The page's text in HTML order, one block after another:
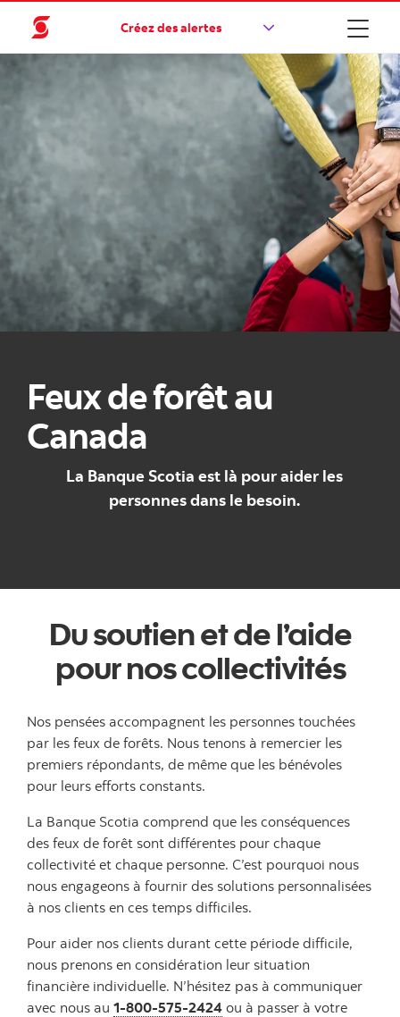
Créez des alertes
Feux de forêt au
Canada
La Banque Scotia est là pour aider les
personnes dans le besoin.
Du soutien et de l’aide
pour nos collectivités
Nos pensées accompagnent les personnes touchées
par les feux de forêts. Nous tenons à remercier les
premiers répondants, de même que les bénévoles
pour leurs efforts constants.
La Banque Scotia comprend que les conséquences
des feux de forêt sont différentes pour chaque
collectivité et chaque personne. C’est pourquoi nous
nous engageons à fournir des solutions personnalisées
à nos clients en ces temps difficiles.
Pour aider nos clients durant cette période difficile,
nous prenons en considération leur situation
financière individuelle. N’hésitez pas à communiquer
avec nous au 1-800-575-2424 ou à passer à votre